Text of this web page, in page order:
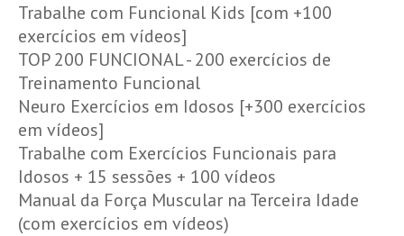
Trabalhe com Funcional Kids [com +100
exercícios em vídeos]
TOP 200 FUNCIONAL - 200 exercícios de
Treinamento Funcional
Neuro Exercícios em Idosos [+300 exercícios
em vídeos]
Trabalhe com Exercícios Funcionais para
Idosos + 15 sessões + 100 vídeos
Manual da Força Muscular na Terceira Idade
(com exercícios em vídeos)